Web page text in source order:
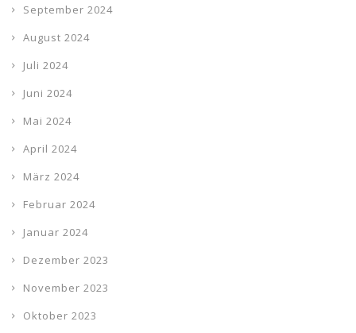
September 2024
August 2024
Juli 2024
Juni 2024
Mai 2024
April 2024
März 2024
Februar 2024
Januar 2024
Dezember 2023
November 2023
Oktober 2023